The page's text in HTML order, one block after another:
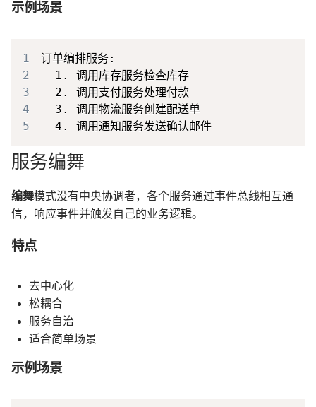
示例场景
1
2
3
4
5
服务编舞
编舞模式没有中央协调者，各个服务通过事件总线相互通
信，响应事件并触发自己的业务逻辑。
特点
去中心化
松耦合
服务自治
适合简单场景
示例场景